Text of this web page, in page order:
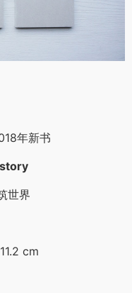
年新书
世界
cm